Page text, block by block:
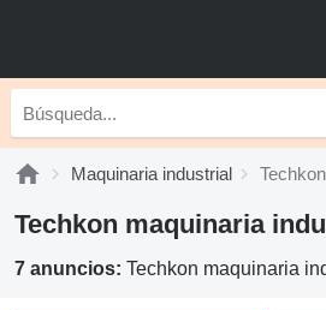
Maquinaria industrial
Techkon maquinaria
7 anuncios: Techkon maquinaria